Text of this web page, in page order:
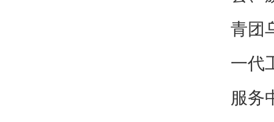
青团
一代
服务